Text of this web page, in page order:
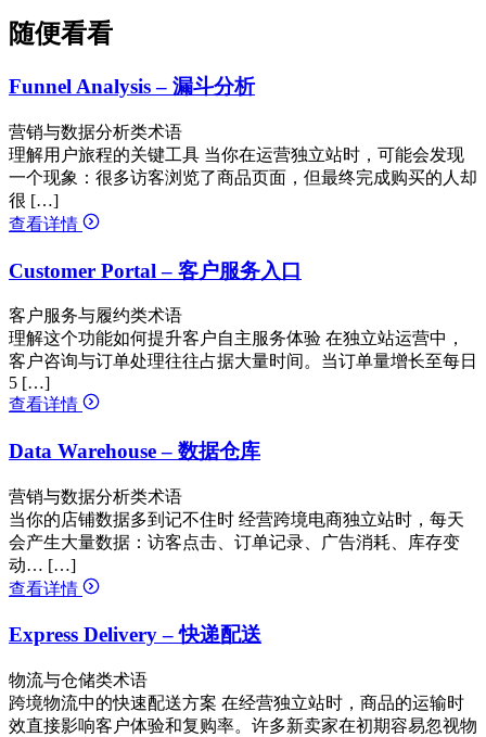
随便看看
Funnel Analysis – 漏斗分析
营销与数据分析类术语
理解用户旅程的关键工具 当你在运营独立站时，可能会发现
一个现象：很多访客浏览了商品页面，但最终完成购买的人却
很 […]
查看详情
Customer Portal – 客户服务入口
客户服务与履约类术语
理解这个功能如何提升客户自主服务体验 在独立站运营中，
客户咨询与订单处理往往占据大量时间。当订单量增长至每日
5 […]
查看详情
Data Warehouse – 数据仓库
营销与数据分析类术语
当你的店铺数据多到记不住时 经营跨境电商独立站时，每天
会产生大量数据：访客点击、订单记录、广告消耗、库存变
动… […]
查看详情
Express Delivery – 快递配送
物流与仓储类术语
跨境物流中的快速配送方案 在经营独立站时，商品的运输时
效直接影响客户体验和复购率。许多新卖家在初期容易忽视物